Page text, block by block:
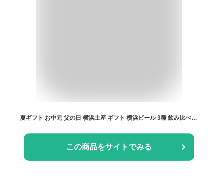
夏ギフト お中元 父の日 横浜土産 ギフト 横浜ビール 3種 飲み比べセット（ピルスナー、ヴァイツェン、アルト）330ml×3本（瓶）地ビール クラフトビール 横浜土産 横浜 お土産 地ビール 神奈川 贈答品 プレゼント お取り寄せ ギフトカード お花見
この商品をサイトでみる